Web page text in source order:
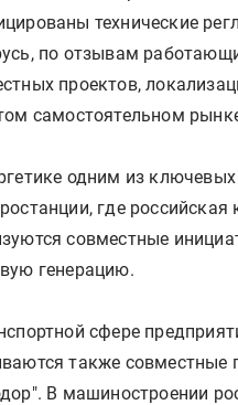
технические
по отзывам
проектов,
самостоятельном
одним из
где
совместные
генерацию.
сфере
также совместные
В машиностроении